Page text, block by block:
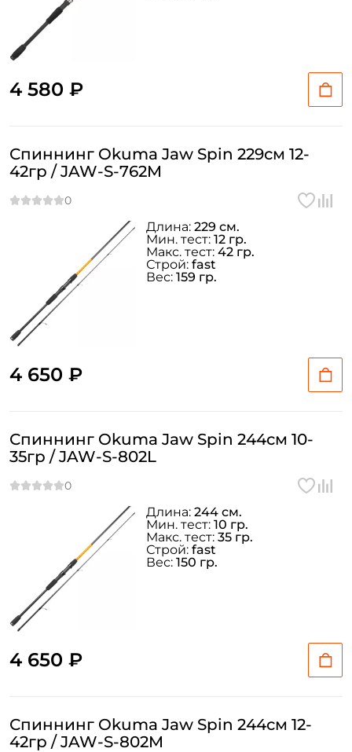
4 580 ₽
Спиннинг Okuma Jaw Spin 229см 12-
42гр / JAW-S-762M
4 650 ₽
Длина: 229 см.
Мин. тест: 12 гр.
Макс. тест: 42 гр.
Строй: fast
Вес: 159 гр.
Спиннинг Okuma Jaw Spin 244см 10-
35гр / JAW-S-802L
4 650 ₽
Длина: 244 см.
Мин. тест: 10 гр.
Макс. тест: 35 гр.
Строй: fast
Вес: 150 гр.
Спиннинг Okuma Jaw Spin 244см 12-
42гр / JAW-S-802M